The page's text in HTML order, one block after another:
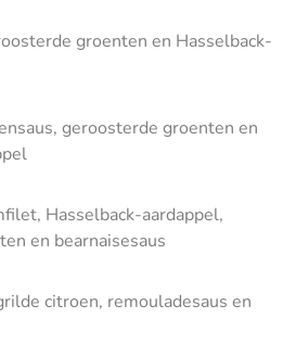
groenten en Hasselback-
geroosterde groenten en
Hasselback-aardappel,
en bearnaisesaus
citroen, remouladesaus en